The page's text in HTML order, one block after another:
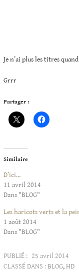
Je n’ai plus les titres
Grrr
Partager :
Similaire
D’ici…
11 avril 2014
Dans "BLOG"
Les haricots verts et la
1 août 2014
Dans "BLOG"
PUBLIÉ : 25 avril 2014
CLASSÉ DANS :BLOG,HD